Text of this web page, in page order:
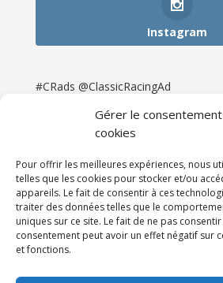
Gérer le
cookies
Pour offrir les meilleures expériences, nous
telles que les cookies pour stocker et/ou
appareils. Le fait de consentir à ces
traiter des données telles que le
uniques sur ce site. Le fait de ne pas
consentement peut avoir un effet négatif sur
et fonctions.
Instagram
#CRads @ClassicRacingAd
Newsletter & Presse